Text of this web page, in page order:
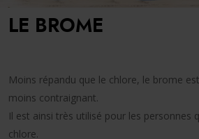
LE BROME
Moins répandu que le chlore, le brome
moins contraignant.
Il est ainsi très utilisé pour les personnes
chlore.